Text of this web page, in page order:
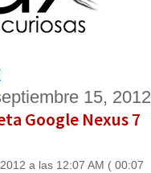
15, 2012
Google Nexus 7
a las 12:07 AM ( 00:07